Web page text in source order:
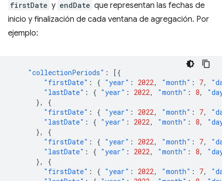
firstDate y endDate que representan las fechas de
inicio y finalización de cada ventana de agregación. Por
ejemplo:
"collectionPeriods" :
[{
"firstDate" : { "year" : 2022, "month" : 7,
"lastDate" : { "year" : 2022, "month" : 8,
},
{
"firstDate" : { "year" : 2022, "month" : 7,
"lastDate" : { "year" : 2022, "month" : 8,
},
{
"firstDate" : { "year" : 2022, "month" : 7,
"lastDate" : { "year" : 2022, "month" : 8,
},
{
"firstDate" : { "year" : 2022, "month" : 7,